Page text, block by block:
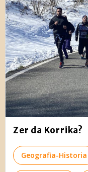
Zer da Korrika?
Geografia-Historia